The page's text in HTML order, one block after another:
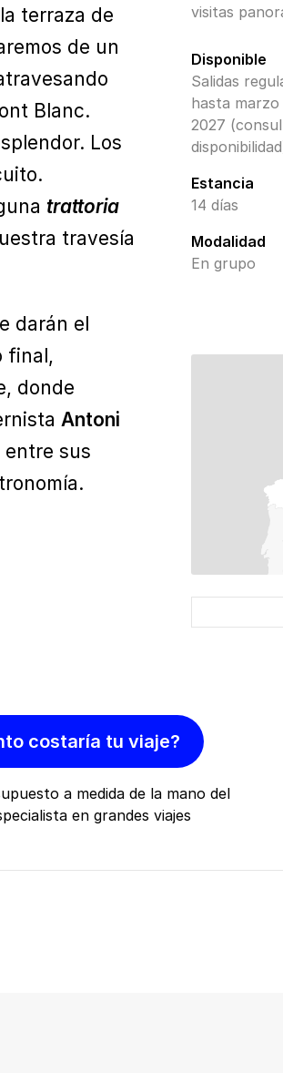
terraza de
de un
Blanc.
Los
trattoria
travesía
darán el
final,
donde
Antoni
entre sus
visitas
Disponible
Salidas
hasta marzo
2027
Estancia
14 días
Modalidad
En grupo
costaría tu viaje?
a medida de la mano del
en grandes viajes